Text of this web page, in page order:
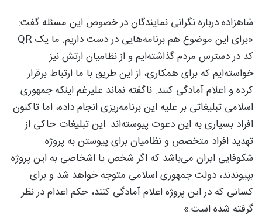
شاهزاده درباره نگرانی نمایندگان در خصوص این مسئله گفت:
«برای این موضوع هم برنامه‌هایی در دست داریم. ما یک QR
کد در دسترس مردم گذاشته‌ایم و از نظامیان ارتش نیز
خواسته‌ایم که برای همکاری، از این طریق با ما ارتباط برقرار
کرده و اعلام آمادگی کنند. ناگفته نماند علیرغم اینکه جمهوری
اسلامی تبلیغاتی بر علیه این برنامه‌ریزی انجام داده، اما تاکنون
افراد بسیاری به این دعوت پیوسته‌اند. این تبلیغات حاکی از
تهدید افراد متخصص و نظامیان برای پیوستن به پروژه
شکوفایی ایران می‌باشد که اگر شخص یا اشخاصی به این پروژه
بپیوندند، دولت جمهوری اسلامی متوجه خواهد شد و برای
کسانی که در این پروژه اعلام آمادگی کنند، حکم اعدام در نظر
گرفته شده است.»